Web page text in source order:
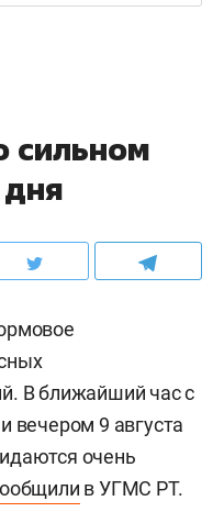
сильном
В ближайший час с
вечером 9 августа
очень
в УГМС РТ.